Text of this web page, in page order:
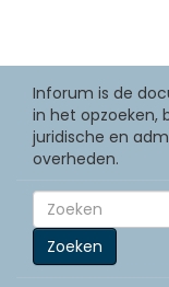
Inforum is de
in het opzoeken,
juridische en
overheden.
Zoeken